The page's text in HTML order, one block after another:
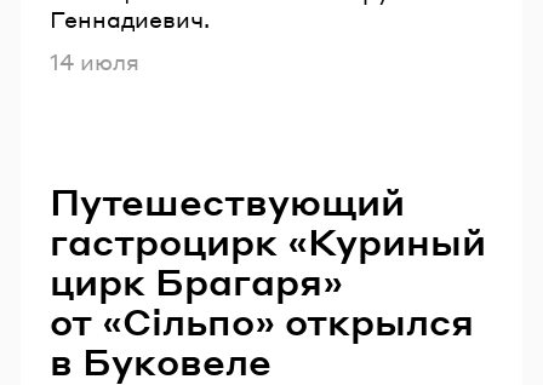
Геннадиевич.
Опубликовано
14 июля
Путешествующий
гастроцирк «Куриный
цирк Брагаря»
от «Сільпо» открылся
в Буковеле